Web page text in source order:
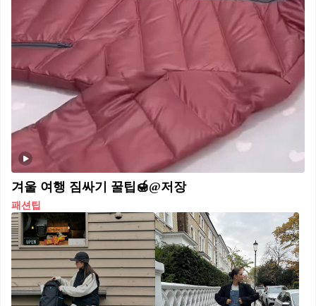
겨울 여행 짐싸기 꿀팁🍯@저장
패션팁